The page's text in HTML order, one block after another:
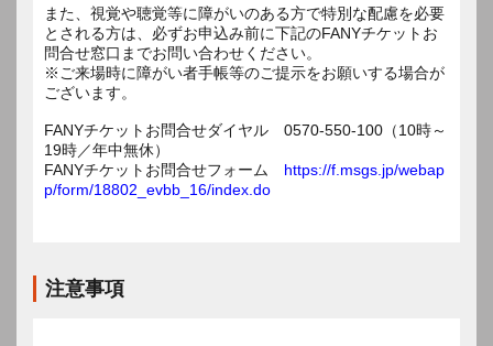
また、視覚や聴覚等に障がいのある方で特別な配慮を必要
とされる方は、必ずお申込み前に下記のFANYチケットお
問合せ窓口までお問い合わせください。
※ご来場時に障がい者手帳等のご提示をお願いする場合が
ございます。
FANYチケットお問合せダイヤル 0570-550-100（10時～
19時／年中無休）
FANYチケットお問合せフォーム https://f.msgs.jp/webap
p/form/18802_evbb_16/index.do
注意事項